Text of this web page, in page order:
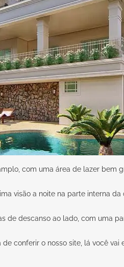
com uma área de lazer bem
visão a noite na parte interna da
de descanso ao lado, com uma
conferir o nosso site, lá você